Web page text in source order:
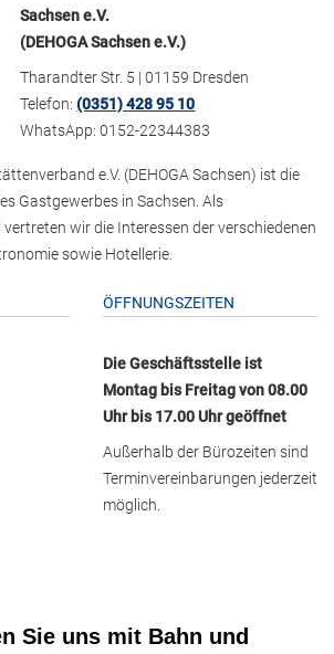
Sachsen e.V.
(DEHOGA Sachsen e.V.)
Tharandter Str. 5 | 01159 Dresden
Telefon:(0351) 428 95 10
WhatsApp: 0152-22344383
e.V. (DEHOGA Sachsen) ist die
Gastgewerbes in Sachsen. Als
wir die Interessen der verschiedenen
sowie Hotellerie.
ÖFFNUNGSZEITEN
Die Geschäftsstelle ist
Montag bis Freitag von 08.00
Uhr bis 17.00 Uhr geöffnet
Außerhalb der Bürozeiten sind
Terminvereinbarungen jederzeit
möglich.